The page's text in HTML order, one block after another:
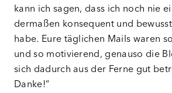
kann ich sagen, dass ich noch nie
dermaßen konsequent und
habe. Eure täglichen Mails waren
und so motivierend, genauso die
sich dadurch aus der Ferne gut
Danke!“